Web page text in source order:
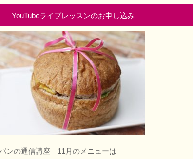
YouTubeライブレッスンのお申し込み
ンの通信講座 11月のメニューは